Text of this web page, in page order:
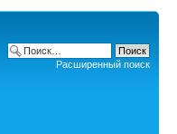
Расширенный поиск